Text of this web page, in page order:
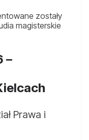
zostały
magisterskie
–
Prawa i